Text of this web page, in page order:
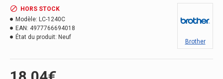
HORS STOCK
Modèle: LC-1240C
EAN: 4977766694018
État du produit: Neuf
Brother